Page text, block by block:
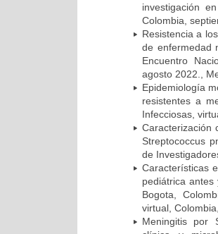
investigación
Colombia,
Resistencia a
de enfermedad
Encuentro
agosto 2022.,
Epidemiología
resistentes a
Infecciosas,
Caracterización
Streptococcus
de
Características
pediátrica
Bogota,
virtual,
Meningitis por